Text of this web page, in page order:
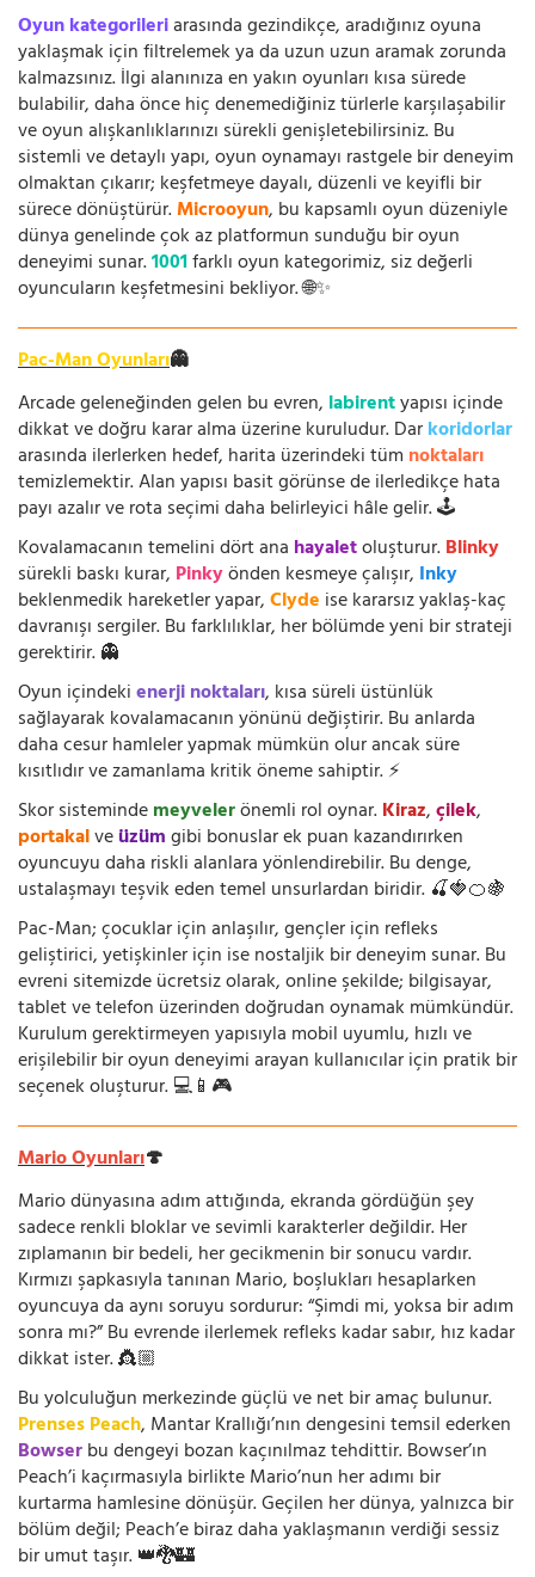
Oyun kategorileriarasında gezindikçe, aradığınız oyuna
yaklaşmak için filtrelemek ya da uzun uzun aramak zorunda
kalmazsınız. İlgi alanınıza en yakın oyunları kısa sürede
bulabilir, daha önce hiç denemediğiniz türlerle karşılaşabilir
ve oyun alışkanlıklarınızı sürekli genişletebilirsiniz. Bu
sistemli ve detaylı yapı, oyun oynamayı rastgele bir deneyim
olmaktan çıkarır; keşfetmeye dayalı, düzenli ve keyifli bir
sürece dönüştürür.Microoyun, bu kapsamlı oyun düzeniyle
dünya genelinde çok az platformun sunduğu bir oyun
deneyimi sunar.1001farklı oyun kategorimiz, siz değerli
oyuncuların keşfetmesini bekliyor. 🌐✨
Pac-Man Oyunları👻
Arcade geleneğinden gelen bu evren, labirentyapısı içinde
dikkat ve doğru karar alma üzerine kuruludur. Darkoridorlar
arasında ilerlerken hedef, harita üzerindeki tüm noktaları
temizlemektir. Alan yapısı basit görünse de ilerledikçe hata
payı azalır ve rota seçimi daha belirleyici hâle gelir. 🕹️
Kovalamacanın temelini dört ana hayaletoluşturur.Blinky
sürekli baskı kurar, Pinkyönden kesmeye çalışır, Inky
beklenmedik hareketler yapar,Clyde ise kararsız yaklaş-kaç
davranışı sergiler. Bu farklılıklar, her bölümde yeni bir strateji
gerektirir. 👻
Oyun içindekienerji noktaları, kısa süreli üstünlük
sağlayarak kovalamacanın yönünü değiştirir. Bu anlarda
daha cesur hamleler yapmak mümkün olur ancak süre
kısıtlıdır ve zamanlama kritik öneme sahiptir. ⚡
Skor sistemindemeyvelerönemli rol oynar.Kiraz,çilek,
portakalveüzümgibi bonuslar ek puan kazandırırken
oyuncuyu daha riskli alanlara yönlendirebilir. Bu denge,
ustalaşmayı teşvik eden temel unsurlardan biridir. 🍒🍓🍊🍇
Pac-Man; çocuklar için anlaşılır, gençler için refleks
geliştirici, yetişkinler için ise nostaljik bir deneyim sunar. Bu
evreni sitemizde ücretsiz olarak, online şekilde; bilgisayar,
tablet ve telefon üzerinden doğrudan oynamak mümkündür.
Kurulum gerektirmeyen yapısıyla mobil uyumlu, hızlı ve
erişilebilir bir oyun deneyimi arayan kullanıcılar için pratik bir
seçenek oluşturur. 💻📱🎮
Mario Oyunları🍄
Mario dünyasına adım attığında, ekranda gördüğün şey
sadece renkli bloklar ve sevimli karakterler değildir. Her
zıplamanın bir bedeli, her gecikmenin bir sonucu vardır.
Kırmızı şapkasıyla tanınan Mario, boşlukları hesaplarken
oyuncuya da aynı soruyu sordurur: “Şimdi mi, yoksa bir adım
sonra mı?” Bu evrende ilerlemek refleks kadar sabır, hız kadar
dikkat ister. 👸🏼
Bu yolculuğun merkezinde güçlü ve net bir amaç bulunur.
Prenses Peach, Mantar Krallığı’nın dengesini temsil ederken
Bowserbu dengeyi bozan kaçınılmaz tehdittir. Bowser’ın
Peach’i kaçırmasıyla birlikte Mario’nun her adımı bir
kurtarma hamlesine dönüşür. Geçilen her dünya, yalnızca bir
bölüm değil; Peach’e biraz daha yaklaşmanın verdiği sessiz
bir umut taşır. 👑🐉🏰